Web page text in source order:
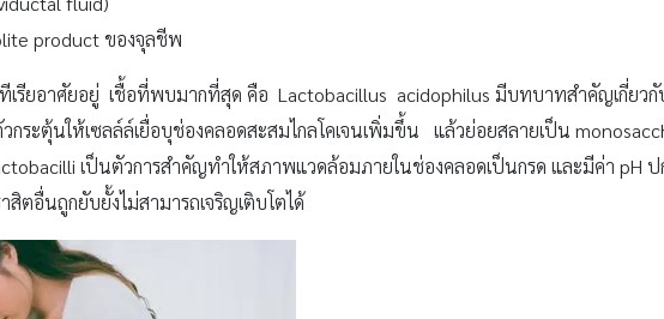
product ของจุลชีพ
เรียอาศัยอยู่ เชื้อที่พบมากที่สุด คือ Lactobacillus acidophilus มีบทบาทสำคัญเกี่ยวกั
วกระตุ้นให้เซลล์ล์เยื่อบุช่องคลอดสะสมไกลโคเจนเพิ่มขึ้น แล้วย่อยสลายเป็น
เป็นตัวการสำคัญทำให้สภาพแวดล้อมภายในช่องคลอดเป็นกรด และมีค่า pH
สิตอื่นถูกยับยั้งไม่สามารถเจริญเติบโตได้